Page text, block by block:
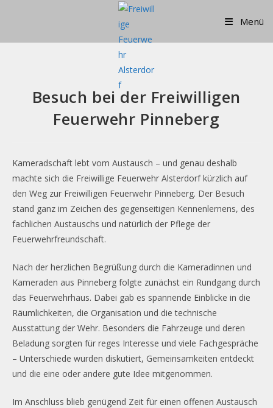
Menü
Besuch bei der Freiwilligen
Feuerwehr Pinneberg
Kameradschaft lebt vom Austausch – und genau deshalb
machte sich die Freiwillige Feuerwehr Alsterdorf kürzlich auf
den Weg zur Freiwilligen Feuerwehr Pinneberg. Der Besuch
stand ganz im Zeichen des gegenseitigen Kennenlernens, des
fachlichen Austauschs und natürlich der Pflege der
Feuerwehrfreundschaft.
Nach der herzlichen Begrüßung durch die Kameradinnen und
Kameraden aus Pinneberg folgte zunächst ein Rundgang durch
das Feuerwehrhaus. Dabei gab es spannende Einblicke in die
Räumlichkeiten, die Organisation und die technische
Ausstattung der Wehr. Besonders die Fahrzeuge und deren
Beladung sorgten für reges Interesse und viele Fachgespräche
– Unterschiede wurden diskutiert, Gemeinsamkeiten entdeckt
und die eine oder andere gute Idee mitgenommen.
Im Anschluss blieb genügend Zeit für einen offenen Austausch